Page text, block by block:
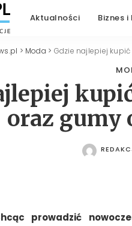
Aktualności Biznes i
> Moda > Gdzie najlepiej
oraz gumy
POSTED
prowadzić